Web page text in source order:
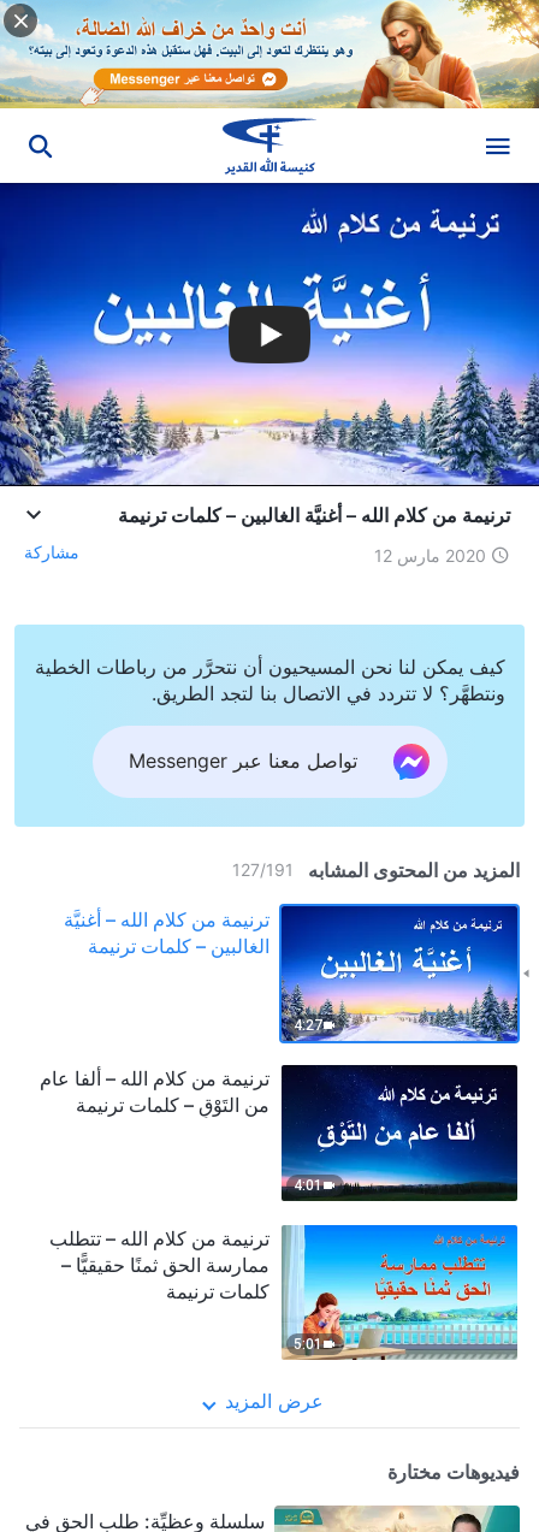
ترنيمة من كلام الله – أغنيَّة الغالبين – كلمات ترنيمة
2020 مارس 12 مشاركة
كيف يمكن لنا نحن المسيحيون أن نتحرَّر من رباطات الخطية
ونتطهَّر؟ لا تتردد في الاتصال بنا لتجد الطريق.
تواصل معنا عبر Messenger
المزيد من المحتوى المشابه 127/191
4:27
ترنيمة من كلام الله – أغنيَّة
الغالبين – كلمات ترنيمة
4:01
ترنيمة من كلام الله – ألفا عام
من التَوْقِ – كلمات ترنيمة
5:01
ترنيمة من كلام الله – تتطلب
ممارسة الحق ثمنًا حقيقيًّا –
كلمات ترنيمة
عرض المزيد
فيديوهات مختارة
سلسلة وعظيِّة: طلب الحق في